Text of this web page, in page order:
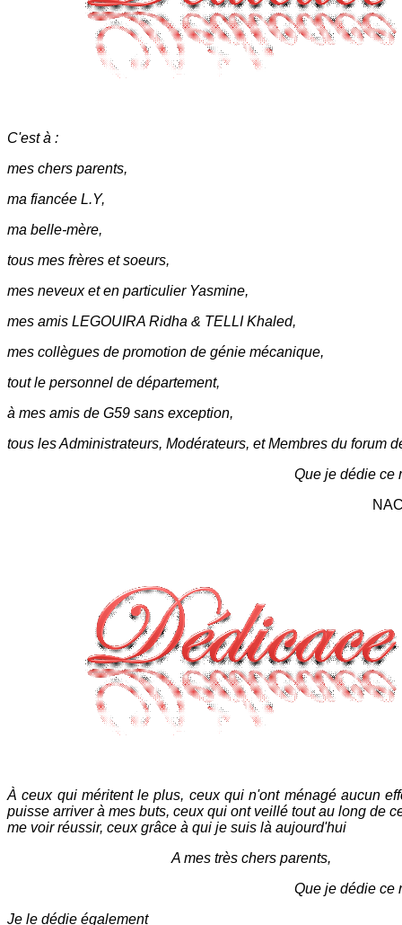
C'est à :
mes chers parents,
ma fiancée L.Y,
ma belle-mère,
tous mes frères et soeurs,
mes neveux et en particulier Yasmine,
mes amis LEGOUIRA Ridha & TELLI Khaled,
mes collègues de promotion de génie mécanique,
tout le personnel de département,
à mes amis de G59 sans exception,
tous les Administrateurs, Modérateurs, et Membres du forum
Que je dédie ce
À ceux qui méritent le plus, ceux qui n'ont ménagé aucun
puisse arriver à mes buts, ceux qui ont veillé tout au long de
me voir réussir, ceux grâce à qui je suis là aujourd'hui
A mes très chers parents,
Que je dédie ce
Je le dédie également